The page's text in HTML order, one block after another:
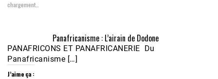
chargement…
Panafricanisme : L’airain de Dodone
PANAFRICONS ET PANAFRICANERIE Du
Panafricanisme […]
J’aime ça :